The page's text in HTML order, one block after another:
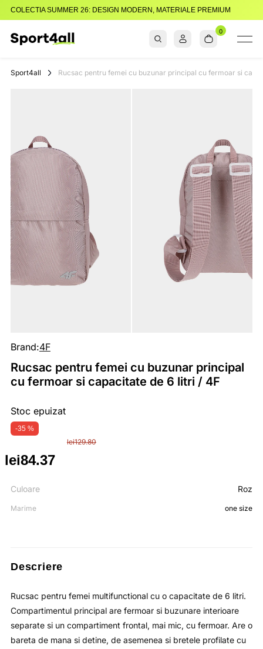
COLECTIA SUMMER 26: DESIGN MODERN, MATERIALE PREMIUM
0
Sport4all Rucsac pentru femei cu buzunar principal cu fermoar si
-35 %
Brand:4F
Rucsac pentru femei cu buzunar principal
cu fermoar si capacitate de 6 litri / 4F
lei129.80
Prețul
inițial
a
lei129.80.
lei84.37
Prețul
curent
este:
Culoare Roz
Marime one size
Stoc epuizat
Descriere
Rucsac pentru femei multifunctional cu o capacitate de 6 litri.
Compartimentul principal are fermoar si buzunare interioare
separate si un compartiment frontal, mai mic, cu fermoar. Are o
bareta de mana si detine, de asemenea si bretele profilate cu